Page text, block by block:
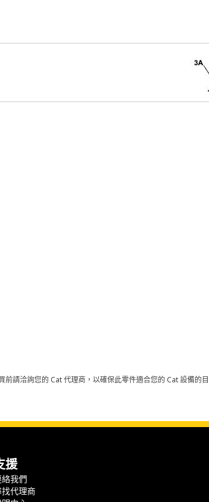
請洽詢您的 Cat 代理商，以確保此零件適合您的 Cat 設備的
援
我們
代理商